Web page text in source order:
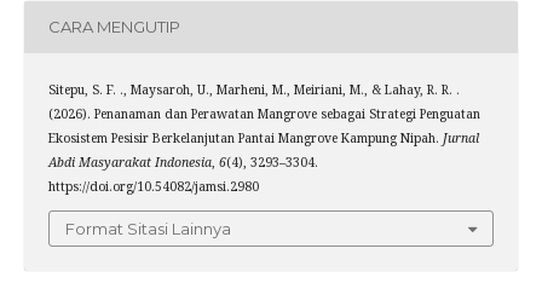
CARA MENGUTIP
Sitepu, S. F. ., Maysaroh, U., Marheni, M., Meiriani, M., & Lahay, R. R. .
(2026). Penanaman dan Perawatan Mangrove sebagai Strategi Penguatan
Ekosistem Pesisir Berkelanjutan Pantai Mangrove Kampung Nipah. Jurnal
Abdi Masyarakat Indonesia, 6(4), 3293–3304.
https://doi.org/10.54082/jamsi.2980
Format Sitasi Lainnya